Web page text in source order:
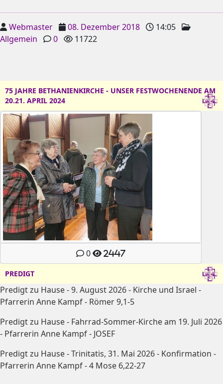
Webmaster 08. Dezember 2018
14:05
Allgemein
0 11722
75 JAHRE BETHANIENKIRCHE - UNSER FESTWOCHENENDE AM
20.21. APRIL 2024
0 2447
PREDIGT
Predigt zu Hause - 9. August 2026 - Kirche und Israel -
Pfarrerin Anne Kampf - Römer 9,1-5
Predigt zu Hause - Fahrrad-Sommer-Kirche am 19. Juli 2026
- Pfarrerin Anne Kampf - JOSEF
Predigt zu Hause - Trinitatis, 31. Mai 2026 - Konfirmation -
Pfarrerin Anne Kampf - 4 Mose 6,22-27